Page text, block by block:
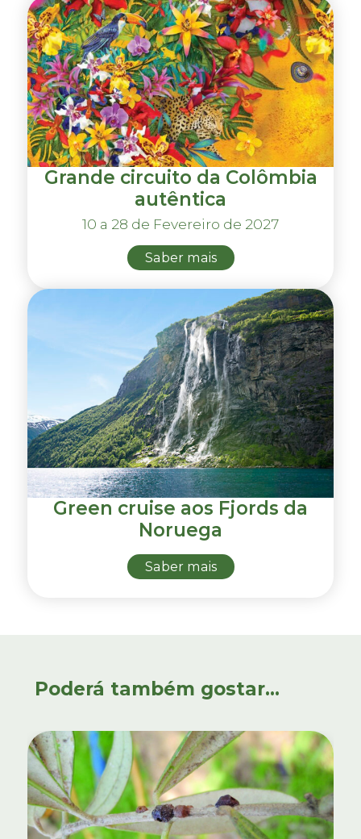
Grande circuito da Colômbia
autêntica
10 a 28 de Fevereiro de 2027
Saber mais
Green cruise aos Fjords da
Noruega
Saber mais
Poderá também gostar...